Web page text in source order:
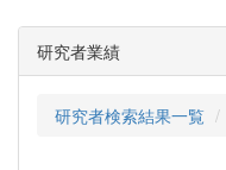
研究者業績
研究者検索結果一覧